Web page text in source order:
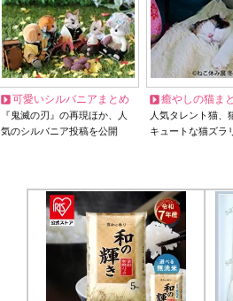
可愛いシルバニアまとめ
『鬼滅の刃』の再現ほか、人
気のシルバニア投稿を公開
癒やしの猫ま
人気タレント猫
キュートな猫ズラ